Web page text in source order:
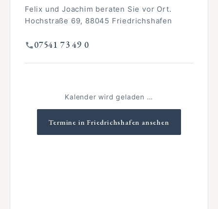
Felix und Joachim beraten Sie vor Ort.
Hochstraße 69, 88045 Friedrichshafen
07541 73 49 0
Kalender wird geladen …
Termine in Friedrichshafen ansehen